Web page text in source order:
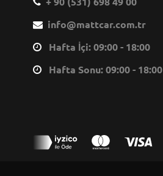
info@mattcar.com.tr
Hafta İçi: 09:00 - 18:00
Hafta Sonu: 09:00 - 18:00